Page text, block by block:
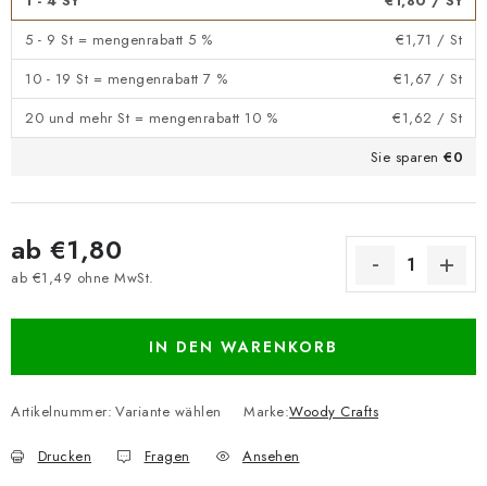
5 - 9 St = mengenrabatt 5 %
€1,71 / St
10 - 19 St = mengenrabatt 7 %
€1,67 / St
20 und mehr St = mengenrabatt 10 %
€1,62 / St
Sie sparen €0
ab €1,80
ab €1,49 ohne MwSt.
IN DEN WARENKORB
Artikelnummer: Variante wählen Marke:Woody Crafts
Drucken Fragen Ansehen